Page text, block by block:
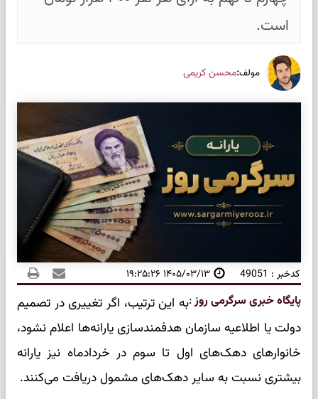
است.
مولف:محسن کریمی
کدخبر : 49051 ۱۴۰۵/۰۳/۱۳ ۱۹:۲۵:۲۶
پایگاه خبری سرگرمی روز:به این ترتیب، اگر تغییری در تصمیم
دولت یا اطلاعیه سازمان هدفمندسازی یارانه‌ها اعلام نشود،
خانوارهای دهک‌های اول تا سوم در خردادماه نیز یارانه
بیشتری نسبت به سایر دهک‌های مشمول دریافت می‌کنند.